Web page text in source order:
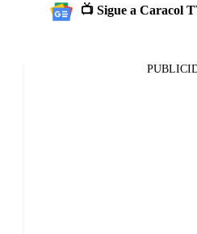
📺 Sigue a Caracol